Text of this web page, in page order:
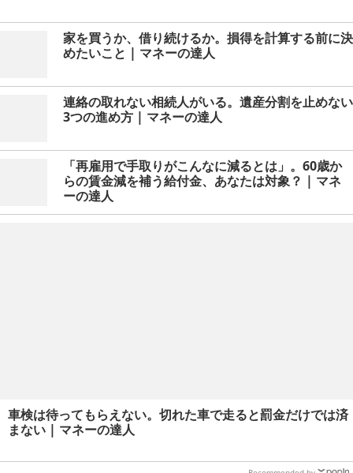
家を買うか、借り続けるか。損得を計算する前に決
めたいこと | マネーの達人
連絡の取れない相続人がいる。遺産分割を止めない
3つの進め方 | マネーの達人
「再雇用で手取りがこんなに減るとは」。60歳か
らの賃金減を補う給付金、あなたは対象？ | マネ
ーの達人
車検は待ってもらえない。切れた車で走ると罰金だけでは済
まない | マネーの達人